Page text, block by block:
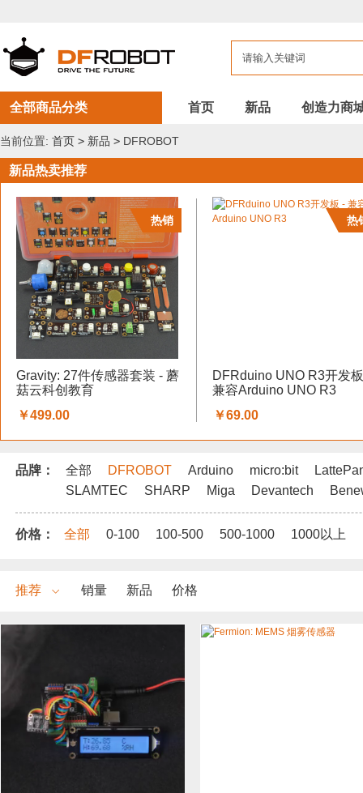
全部商品分类 首页 新品 创造力商
当前位置: 首页 > 新品 > DFROBOT
新品热卖推荐
热销
Gravity: 27件传感器套装 - 蘑
菇云科创教育
￥499.00
热
DFRduino UNO R3开发
兼容Arduino UNO R3
￥69.00
品牌： 全部 DFROBOT Arduino micro:bit
SLAMTEC
SHARP Miga Devantech
价格： 全部 0-100 100-500 500-1000 1000以上
推荐 销量 新品 价格